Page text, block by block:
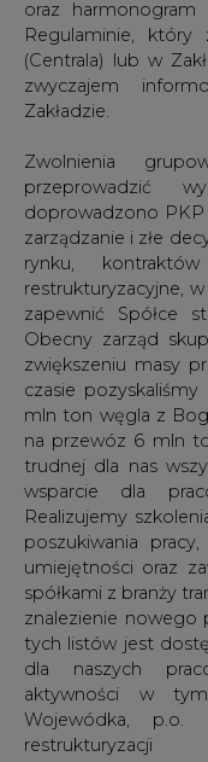
oraz harmonogram
Regulaminie, który
(Centrala) lub w
zwyczajem
Zakładzie.
Zwolnienia
przeprowadzić
doprowadzono PKP
zarządzanie i złe
rynku,
restrukturyzacyjne,
zapewnić Spółce
Obecny zarząd
zwiększeniu masy
czasie
mln ton węgla z
na przewóz 6 mln
trudnej dla nas
wsparcie dla
Realizujemy
poszukiwania
umiejętności oraz
spółkami z branży
znalezienie nowego
tych listów jest
dla naszych
aktywności w
Wojewódka, p.o.
restrukturyzacji